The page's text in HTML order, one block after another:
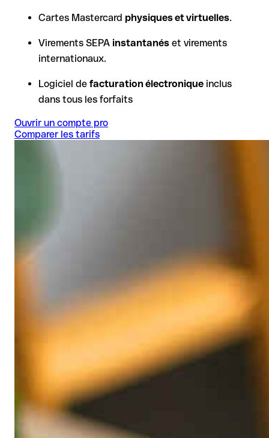
Cartes Mastercard physiques et virtuelles.
Virements SEPA instantanés et virements
internationaux.
Logiciel de facturation électronique inclus
dans tous les forfaits
Ouvrir un compte pro
Comparer les tarifs